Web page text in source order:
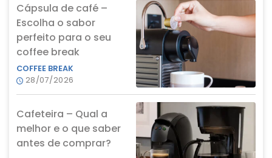
Cápsula de café –
Escolha o sabor
perfeito para o seu
coffee break
COFFEE BREAK
28/07/2026
Cafeteira – Qual a
melhor e o que saber
antes de comprar?